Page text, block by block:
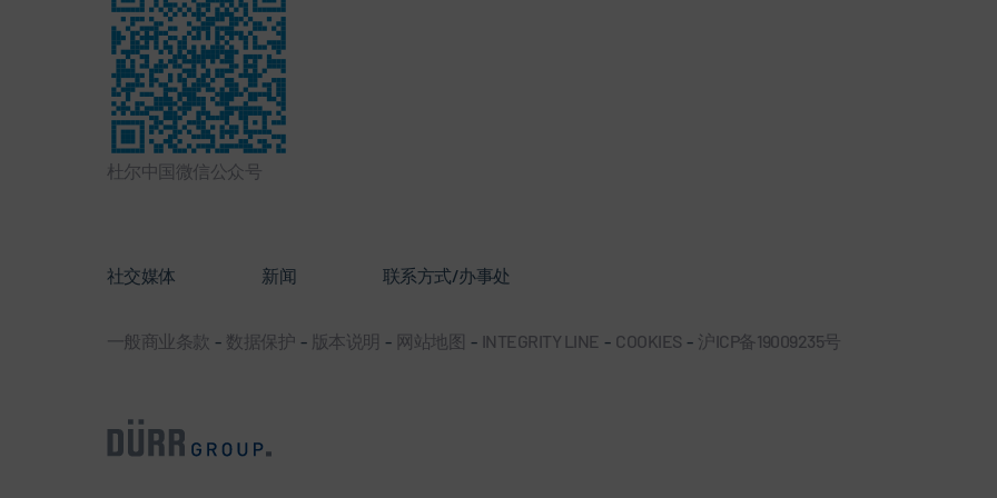
杜尔中国微信公众号
社交媒体 新闻 联系方式/办事处
一般商业条款 - 数据保护 - 版本说明 - 网站地图 - INTEGRITY LINE - COOKIES - 沪ICP备19009235号